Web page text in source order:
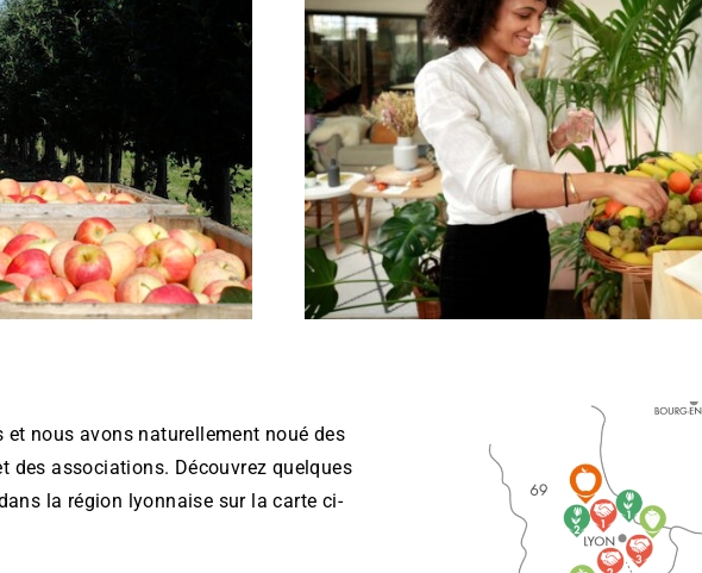
nous avons naturellement noué des
des associations. Découvrez quelques
la région lyonnaise sur la carte ci-